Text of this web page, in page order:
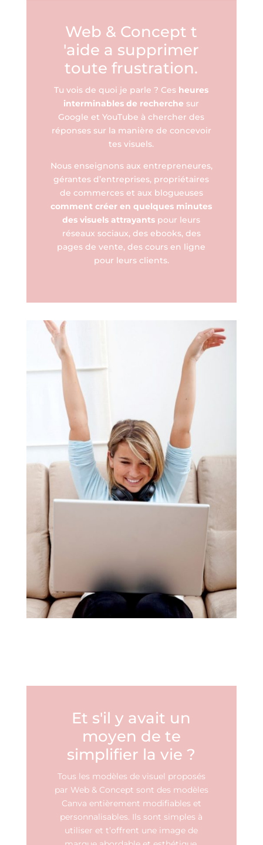
Web & Concept t
'aide a supprimer
toute frustration.
Tu vois de quoi je parle ? Ces heures
interminables de recherche sur
Google et YouTube à chercher des
réponses sur la manière de concevoir
tes visuels.
Nous enseignons aux entrepreneures,
gérantes d’entreprises, propriétaires
de commerces et aux blogueuses
comment créer en quelques minutes
des visuels attrayants pour leurs
réseaux sociaux, des ebooks, des
pages de vente, des cours en ligne
pour leurs clients.
Et s'il y avait un
moyen de te
simplifier la vie ?
Tous les modèles de visuel proposés
par Web & Concept sont des modèles
Canva entièrement modifiables et
personnalisables. Ils sont simples à
utiliser et t’offrent une image de